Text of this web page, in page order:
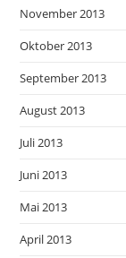
November 2013
Oktober 2013
September 2013
August 2013
Juli 2013
Juni 2013
Mai 2013
April 2013